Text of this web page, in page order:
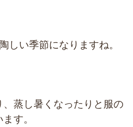
しい季節になりますね。
蒸し暑くなったりと服の
す。